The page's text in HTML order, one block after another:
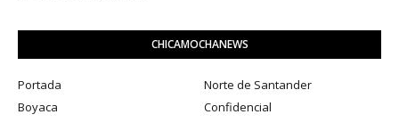
CHICAMOCHANEWS
Portada
Norte de Santander
Boyaca
Confidencial